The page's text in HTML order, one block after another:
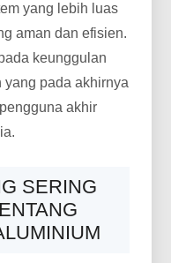
yang lebih luas
aman dan efisien.
keunggulan
yang pada akhirnya
akhir
SERING